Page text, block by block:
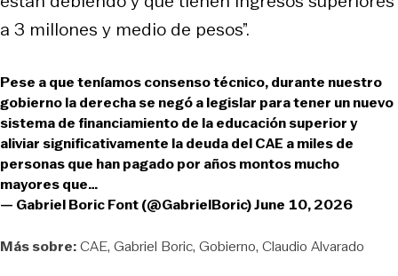
a 3 millones y medio de pesos”.
Pese a que teníamos consenso técnico, durante nuestro
gobierno la derecha se negó a legislar para tener un nuevo
sistema de financiamiento de la educación superior y
aliviar significativamente la deuda del CAE a miles de
personas que han pagado por años montos mucho
mayores que…
— Gabriel Boric Font (@GabrielBoric)June 10, 2026
Más sobre:CAE Gabriel Boric Gobierno Claudio Alvarado